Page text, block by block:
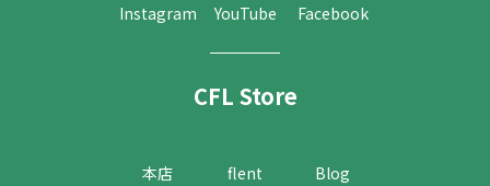
Instagram YouTube Facebook
CFL Store
本店 flent Blog